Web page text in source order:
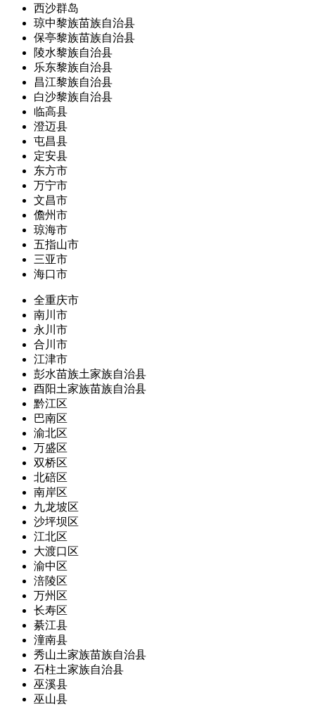
西沙群岛
琼中黎族苗族自治县
保亭黎族苗族自治县
陵水黎族自治县
乐东黎族自治县
昌江黎族自治县
白沙黎族自治县
临高县
澄迈县
屯昌县
定安县
东方市
万宁市
文昌市
儋州市
琼海市
五指山市
三亚市
海口市
全重庆市
南川市
永川市
合川市
江津市
彭水苗族土家族自治县
酉阳土家族苗族自治县
黔江区
巴南区
渝北区
万盛区
双桥区
北碚区
南岸区
九龙坡区
沙坪坝区
江北区
大渡口区
渝中区
涪陵区
万州区
长寿区
綦江县
潼南县
秀山土家族苗族自治县
石柱土家族自治县
巫溪县
巫山县